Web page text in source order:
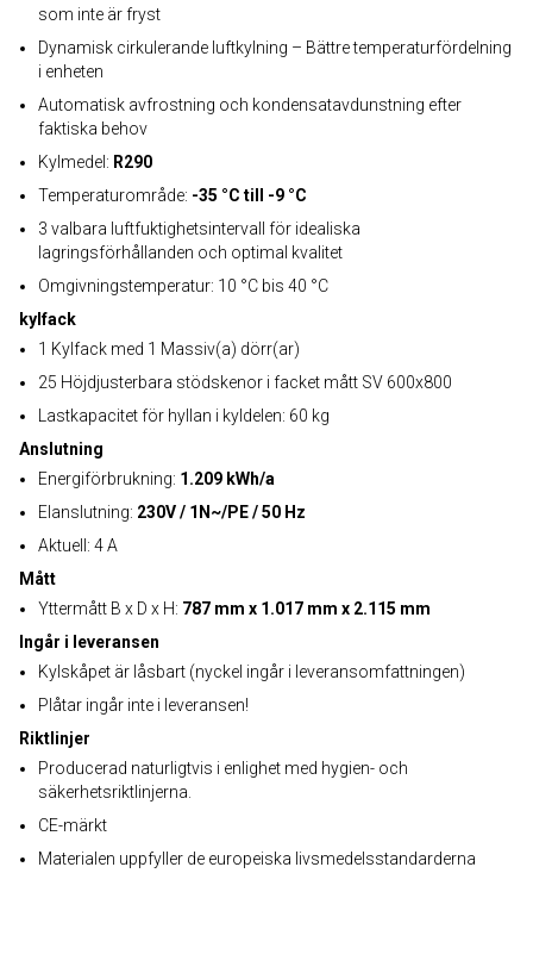
som inte är fryst
Dynamisk cirkulerande luftkylning – Bättre temperaturfördelning
i enheten
Automatisk avfrostning och kondensatavdunstning efter
faktiska behov
Kylmedel: R290
Temperaturområde: -35 °C till -9 °C
3 valbara luftfuktighetsintervall för idealiska
lagringsförhållanden och optimal kvalitet
Omgivningstemperatur: 10 °C bis 40 °C
kylfack
1 Kylfack med 1 Massiv(a) dörr(ar)
25 Höjdjusterbara stödskenor i facket mått SV 600x800
Lastkapacitet för hyllan i kyldelen: 60 kg
Anslutning
Energiförbrukning: 1.209 kWh/a
Elanslutning: 230V / 1N~/PE / 50 Hz
Aktuell: 4 A
Mått
Yttermått B x D x H: 787 mm x 1.017 mm x 2.115 mm
Ingår i leveransen
Kylskåpet är låsbart (nyckel ingår i leveransomfattningen)
Plåtar ingår inte i leveransen!
Riktlinjer
Producerad naturligtvis i enlighet med hygien- och
säkerhetsriktlinjerna.
CE-märkt
Materialen uppfyller de europeiska livsmedelsstandarderna